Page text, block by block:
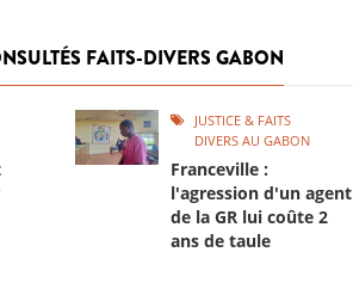
FAITS-DIVERS GABON
JUSTICE & FAITS
DIVERS AU GABON
Franceville :
l'agression d'un agent
de la GR lui coûte 2
ans de taule